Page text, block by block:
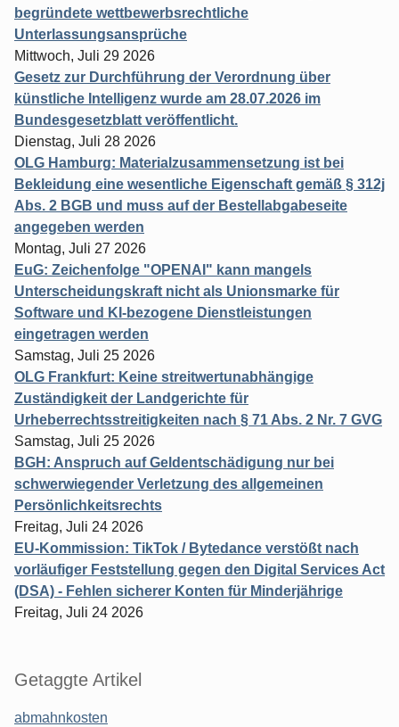
begründete wettbewerbsrechtliche
Unterlassungsansprüche
Mittwoch, Juli 29 2026
Gesetz zur Durchführung der Verordnung über
künstliche Intelligenz wurde am 28.07.2026 im
Bundesgesetzblatt veröffentlicht.
Dienstag, Juli 28 2026
OLG Hamburg: Materialzusammensetzung ist bei
Bekleidung eine wesentliche Eigenschaft gemäß § 312j
Abs. 2 BGB und muss auf der Bestellabgabeseite
angegeben werden
Montag, Juli 27 2026
EuG: Zeichenfolge "OPENAI" kann mangels
Unterscheidungskraft nicht als Unionsmarke für
Software und KI-bezogene Dienstleistungen
eingetragen werden
Samstag, Juli 25 2026
OLG Frankfurt: Keine streitwertunabhängige
Zuständigkeit der Landgerichte für
Urheberrechtsstreitigkeiten nach § 71 Abs. 2 Nr. 7 GVG
Samstag, Juli 25 2026
BGH: Anspruch auf Geldentschädigung nur bei
schwerwiegender Verletzung des allgemeinen
Persönlichkeitsrechts
Freitag, Juli 24 2026
EU-Kommission: TikTok / Bytedance verstößt nach
vorläufiger Feststellung gegen den Digital Services Act
(DSA) - Fehlen sicherer Konten für Minderjährige
Freitag, Juli 24 2026
Getaggte Artikel
abmahnkosten